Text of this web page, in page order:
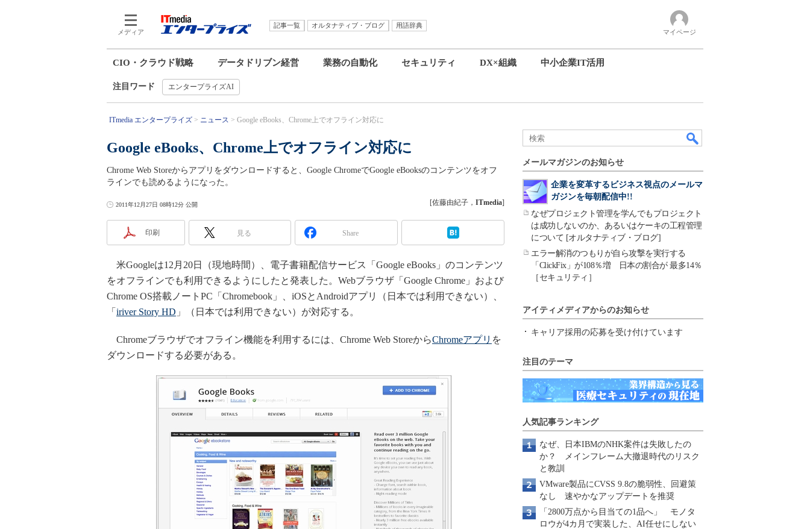
メディア
記事一覧 オルタナティブ・ブログ
用語辞典
マイページ
CIO・クラウド戦略 データドリブン経営 業務の自動化 セキュリティ DX×組織 中小企業IT活用
注目ワード エンタープライズAI
ITmedia エンタープライズ ニュース Google eBooks、Chrome上でオフライン対応に
Google eBooks、Chrome上でオフライン対応に
Chrome Web Storeからアプリをダウンロードすると、Google ChromeでGoogle eBooksのコンテンツをオフ
ラインでも読めるようになった。
2011年12月27日 08時12分 公開 [佐藤由紀子， ITmedia]
印刷 見る Share
米Googleは12月20日（現地時間）、電子書籍配信サービス「Google eBooks」のコンテンツ
をオフラインでも利用できるようにしたと発表した。Webブラウザ「Google Chrome」および
Chrome OS搭載ノートPC「Chromebook」、iOSとAndroidアプリ（日本では利用できない）、
「 iriver Story HD 」（日本では利用できない）が対応する。
Chromeブラウザでオフライン機能を利用するには、Chrome Web StoreからChromeアプリ を
ダウンロードする必要がある。
メールマガジンのお知らせ
企業を変革するビジネス視点のメールマ
ガジンを毎朝配信中!!
なぜプロジェクト管理を学んでもプロジェクト
は成功しないのか、あるいはケーキの工程管理
について [オルタナティブ・ブログ]
エラー解消のつもりが自ら攻撃を実行する
「ClickFix」が108％増 日本の割合が 最多14％
［セキュリティ］
アイティメディアからのお知らせ
キャリア採用の応募を受け付けています
注目のテーマ
人気記事ランキング
なぜ、日本IBMのNHK案件は失敗したの
か？ メインフレーム大撤退時代のリスク
と教訓
VMware製品にCVSS 9.8の脆弱性、回避策
なし 速やかなアップデートを推奨
「2800万点から目当ての1品へ」 モノタ
ロウが4カ月で実装した、AI任せにしない